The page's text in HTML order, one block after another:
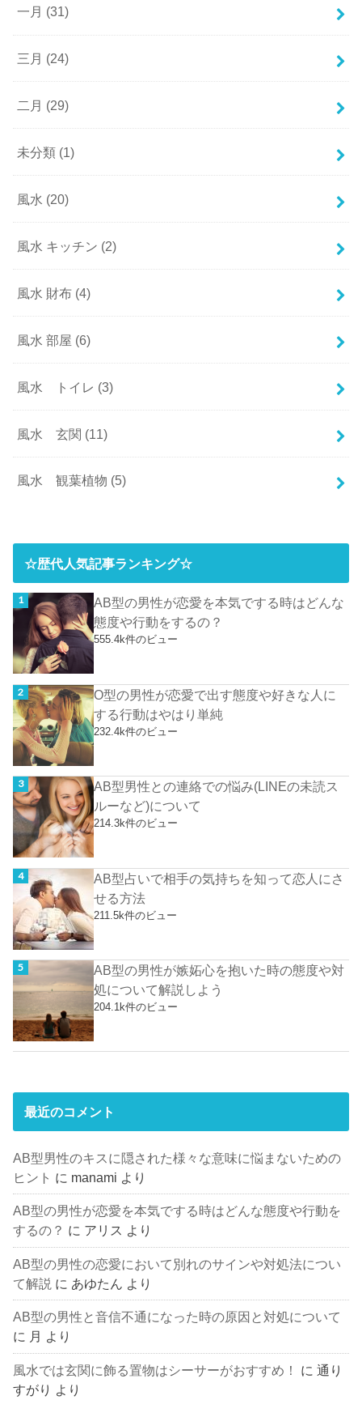
一月 (31)
三月 (24)
二月 (29)
未分類 (1)
風水 (20)
風水 キッチン (2)
風水 財布 (4)
風水 部屋 (6)
風水 トイレ (3)
風水 玄関 (11)
風水 観葉植物 (5)
☆歴代人気記事ランキング☆
AB型の男性が恋愛を本気でする時はどんな
態度や行動をするの？
555.4k件のビュー
O型の男性が恋愛で出す態度や好きな人に
する行動はやはり単純
232.4k件のビュー
AB型男性との連絡での悩み(LINEの未読ス
ルーなど)について
214.3k件のビュー
AB型占いで相手の気持ちを知って恋人にさ
せる方法
211.5k件のビュー
AB型の男性が嫉妬心を抱いた時の態度や対
処について解説しよう
204.1k件のビュー
最近のコメント
AB型男性のキスに隠された様々な意味に悩まないための
ヒント に manami より
AB型の男性が恋愛を本気でする時はどんな態度や行動を
するの？ に アリス より
AB型の男性の恋愛において別れのサインや対処法につい
て解説 に あゆたん より
AB型の男性と音信不通になった時の原因と対処について
に 月 より
風水では玄関に飾る置物はシーサーがおすすめ！ に通り
すがり より